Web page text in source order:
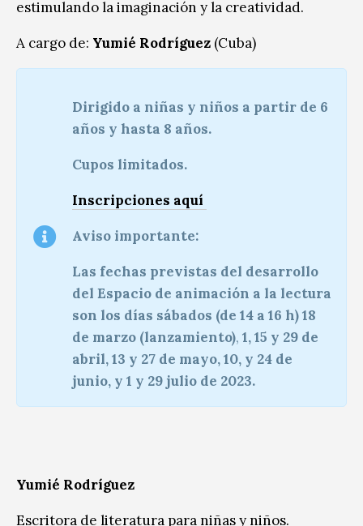
estimulando la imaginación y la creatividad.
A cargo de: Yumié Rodríguez (Cuba)
Dirigido a niñas y niños a partir de 6
años y hasta 8 años.
Cupos limitados.
Inscripciones aquí
Aviso importante:
Las fechas previstas del desarrollo
del Espacio de animación a la lectura
son los días sábados (de 14 a 16 h) 18
de marzo (lanzamiento), 1, 15 y 29 de
abril, 13 y 27 de mayo, 10, y 24 de
junio, y 1 y 29 julio de 2023.
Yumié Rodríguez
Escritora de literatura para niñas y niños.